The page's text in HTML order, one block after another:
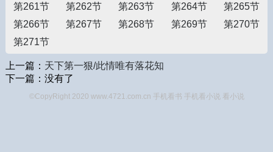
第261节
第262节 第263节 第264节
第265节
第266节
第267节 第268节 第269节
第270节
第271节
上一篇： 天下第一狠/此情唯有落花知
下一篇：没有了
©CopyRight 2020 www.4721.com.cn 手机看书 手机看小说 看小说